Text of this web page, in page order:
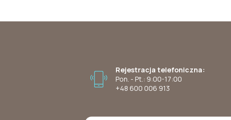
Rejestracja telefoniczna:
Pon. - Pt.: 9:00-17:00
+48 600 006 913